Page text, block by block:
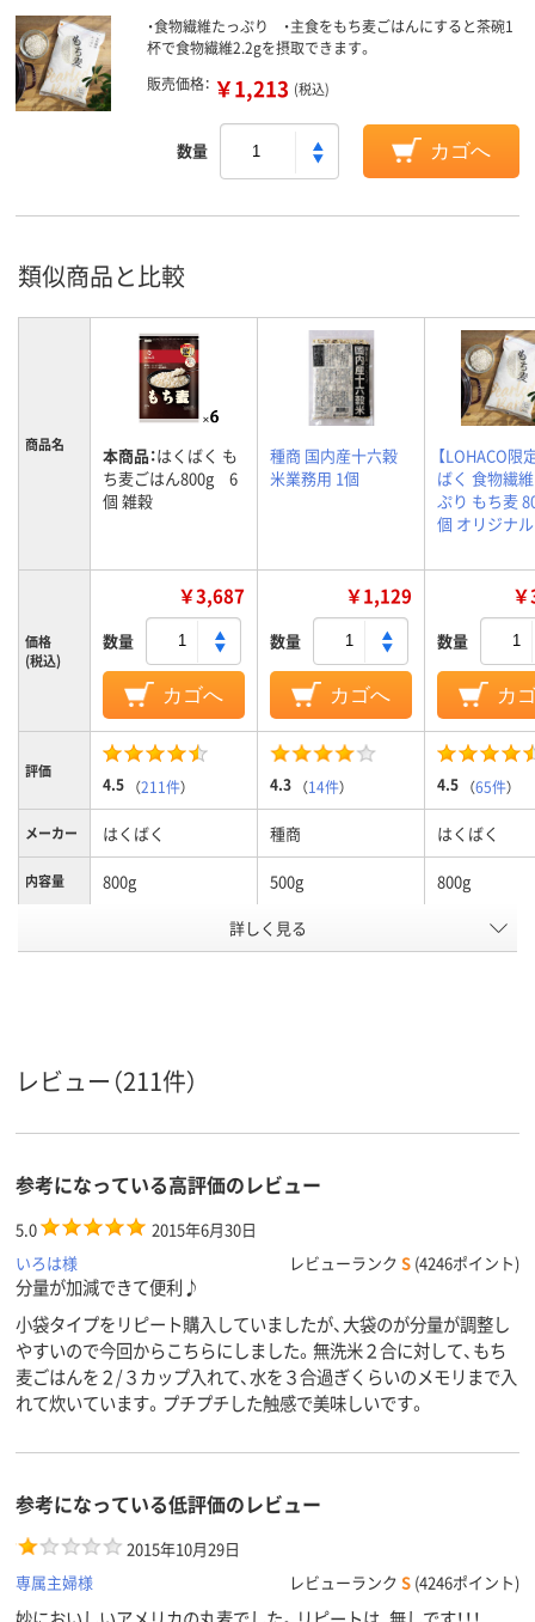
・食物繊維たっぷり ・主食をもち麦ごはんにすると茶碗1
杯で食物繊維2.2gを摂取できます。
販売価格： ￥1,213 (税込)
数量 カゴへ
類似商品と比較
商品名 本商品：はくばく も
ち麦ごはん800g 6
個 雑穀
種商 国内産十六穀
米業務用 1個
【LOHACO限
ばく 食物繊
ぷり もち麦
個 オリジナル
価格
(税込)
￥3,687
数量
カゴへ
￥1,129
数量
カゴへ
数量
カ
評価
4.5 （211件） 4.3 （14件） 4.5 （65件）
メーカー はくばく 種商 はくばく
内容量 800g 500g 800g
10
詳しく見る
レビュー（211件）
参考になっている高評価のレビュー
5.0
2015年6月30日
いろは様
レビューランク S (4246ポイント)
分量が加減できて便利♪
小袋タイプをリピート購入していましたが、大袋のが分量が調整し
やすいので今回からこちらにしました。無洗米２合に対して、もち
麦ごはんを２/３カップ入れて、水を３合過ぎくらいのメモリまで入
れて炊いています。プチプチした触感で美味しいです。
参考になっている低評価のレビュー
2015年10月29日
専属主婦様
レビューランク S (4246ポイント)